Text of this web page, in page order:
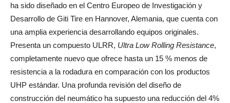
ha sido diseñado en el Centro Europeo de Investigación y
Desarrollo de Giti Tire en Hannover, Alemania, que cuenta con
una amplia experiencia desarrollando equipos originales.
Presenta un compuesto ULRR, Ultra Low Rolling Resistance,
completamente nuevo que ofrece hasta un 15 % menos de
resistencia a la rodadura en comparación con los productos
UHP estándar. Una profunda revisión del diseño de
construcción del neumático ha supuesto una reducción del 4%